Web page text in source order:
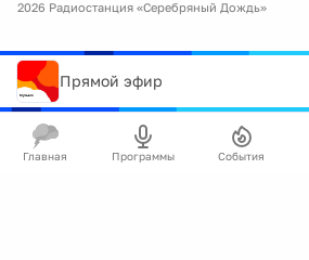
2026 Радиостанция «Серебряный Дождь»
Прямой эфир
Главная Программы События